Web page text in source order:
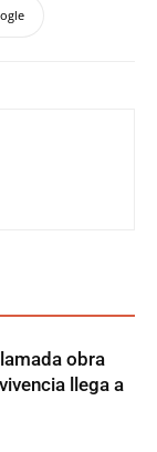
obra
llega a